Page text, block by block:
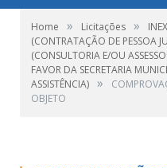
Home » Licitações »
(CONTRATAÇÃO DE PESSOA
(CONSULTORIA E/OU
FAVOR DA SECRETARIA
ASSISTÊNCIA) »
OBJETO